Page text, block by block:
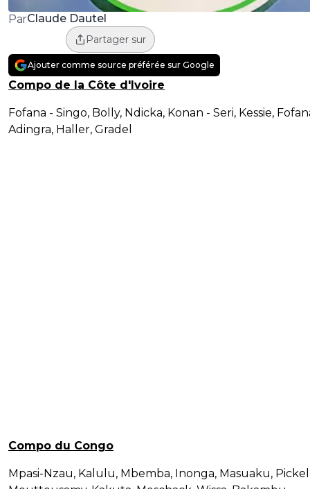
ParClaude Dautel
Partager sur
Ajouter comme source préférée sur Google
Compo de la Côte d'Ivoire
Fofana - Singo, Bolly, Ndicka, Konan - Seri, Kessie,
Adingra, Haller, Gradel
Compo du Congo
Mpasi-Nzau, Kalulu, Mbemba, Inonga, Masuaku,